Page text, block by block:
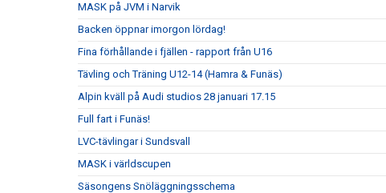
MASK på JVM i Narvik
Backen öppnar imorgon lördag!
Fina förhållande i fjällen - rapport från U16
Tävling och Träning U12-14 (Hamra & Funäs)
Alpin kväll på Audi studios 28 januari 17.15
Full fart i Funäs!
LVC-tävlingar i Sundsvall
MASK i världscupen
Säsongens Snöläggningsschema